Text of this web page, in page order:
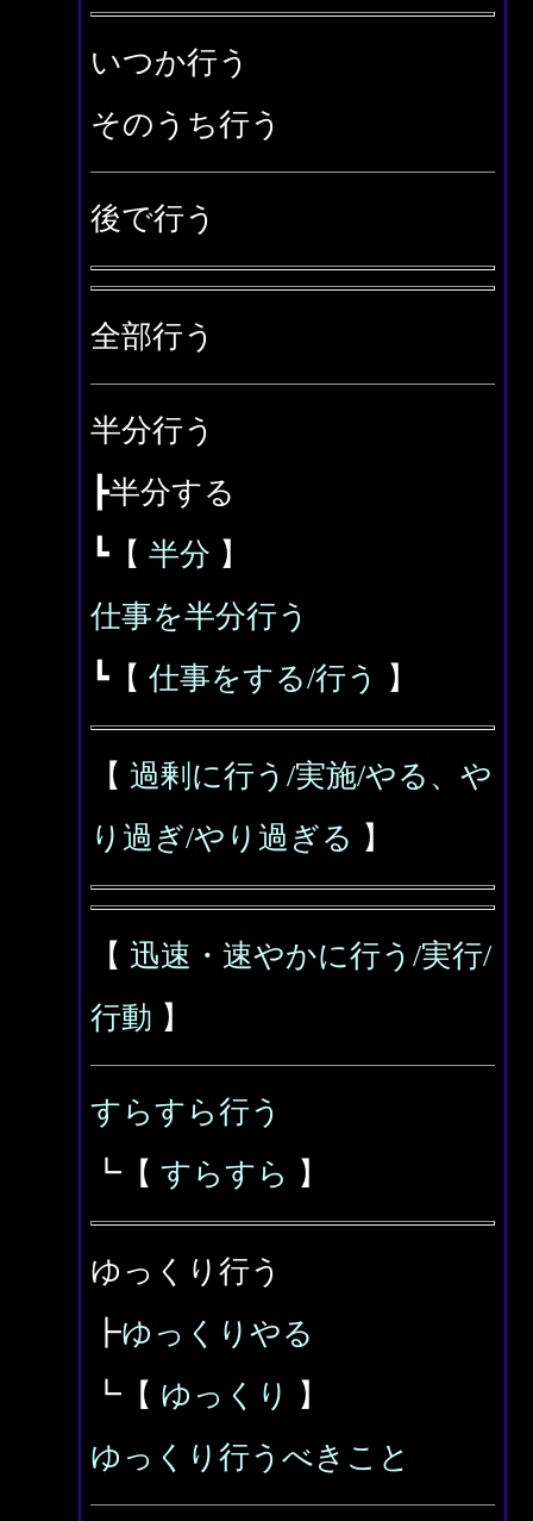
いつか行う
そのうち行う
後で行う
全部行う
半分行う
┣半分する
┗【 半分 】
仕事を半分行う
┗【 仕事をする/行う 】
【 過剰に行う/実施/やる、や
り過ぎ/やり過ぎる 】
【 迅速・速やかに行う/実行/
行動 】
すらすら行う
┗【 すらすら 】
ゆっくり行う
┣ゆっくりやる
┗【 ゆっくり
】
ゆっくり行うべきこと